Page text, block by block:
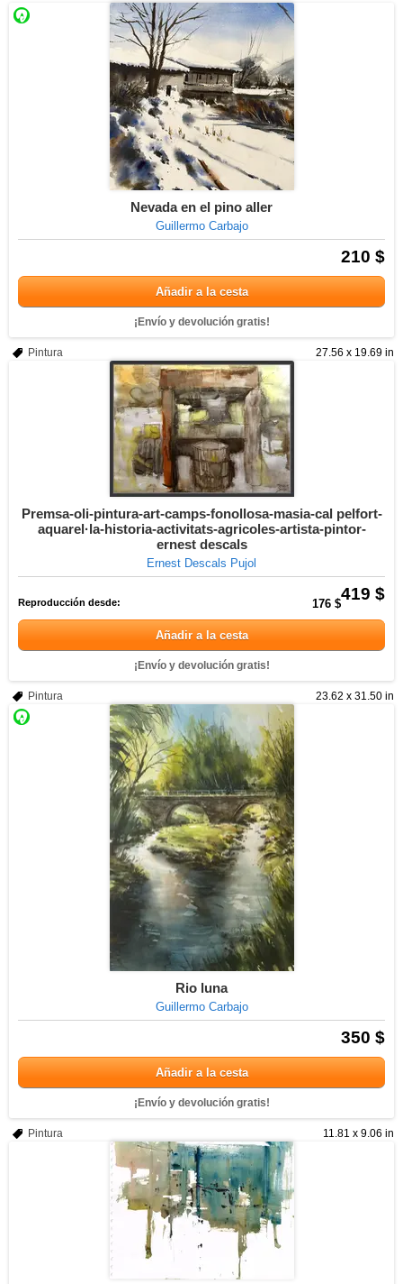
Nevada en el pino aller
Guillermo Carbajo
210 $
Añadir a la cesta
¡Envío y devolución gratis!
27.56 x 19.69 in
Pintura
Premsa-oli-pintura-art-camps-fonollosa-masia-cal pelfort-
aquarel·la-historia-activitats-agricoles-artista-pintor-
ernest descals
Ernest Descals Pujol
419 $
Reproducción desde: 176 $
Añadir a la cesta
¡Envío y devolución gratis!
23.62 x 31.50 in
Pintura
Rio luna
Guillermo Carbajo
350 $
Añadir a la cesta
¡Envío y devolución gratis!
11.81 x 9.06 in
Pintura